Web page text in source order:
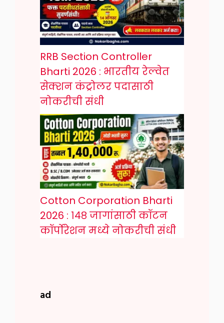
RRB Section Controller
Bharti 2026 : भारतीय रेल्वेत
सेक्शन कंट्रोलर पदासाठी
नोकरीची संधी
Cotton Corporation Bharti
2026 : १४८ जागांसाठी कॉटन
कॉर्पोरेशन मध्ये नोकरीची संधी
ad